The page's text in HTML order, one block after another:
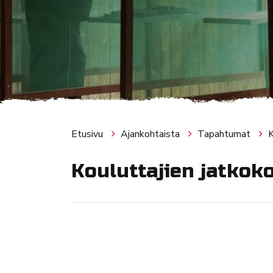
Etusivu Ajankohtaista Tapahtumat
Kouluttajien